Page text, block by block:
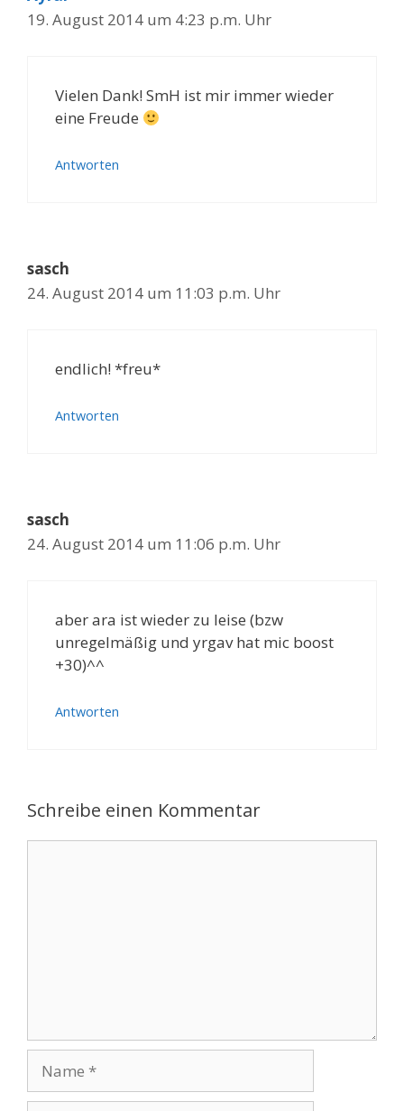
19. August 2014 um 4:23 p.m. Uhr
Vielen Dank! SmH ist mir immer wieder
eine Freude
Antworten
sasch
24. August 2014 um 11:03 p.m. Uhr
endlich! *freu*
Antworten
sasch
24. August 2014 um 11:06 p.m. Uhr
aber ara ist wieder zu leise (bzw
unregelmäßig und yrgav hat mic boost
+30)^^
Antworten
Schreibe einen Kommentar